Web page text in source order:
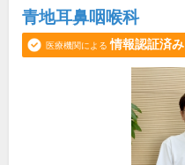
青地耳鼻咽喉科
医療機関による 情報認証済み